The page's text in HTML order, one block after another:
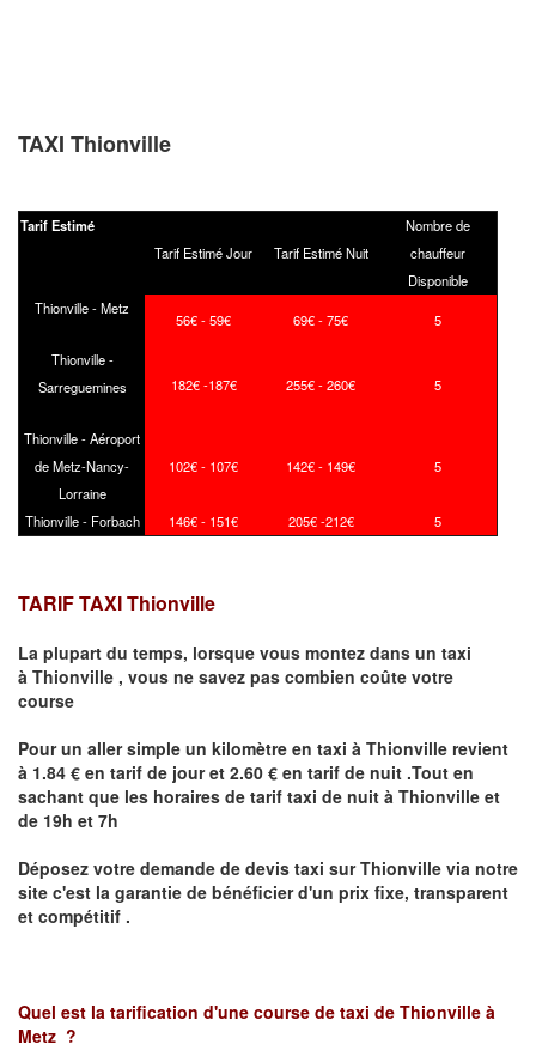
TAXI Thionville
Tarif Estimé
Tarif Estimé Jour
Tarif Estimé Nuit
Nombre de
chauffeur
Disponible
Thionville - Metz
56€ - 59€ 69€ - 75€ 5
Thionville -
Sarreguemines
182€ -187€ 255€ - 260€ 5
Thionville - Aéroport
de Metz-Nancy-
Lorraine
102€ - 107€ 142€ - 149€ 5
Thionville - Forbach 146€ - 151€ 205€ -212€ 5
TARIF TAXI Thionville
La plupart du temps, lorsque vous montez dans un taxi
à Thionville , vous ne savez pas combien coûte votre
course
Pour un aller simple un kilomètre en taxi à Thionville revient
à 1.84 € en tarif de jour et 2.60 € en tarif de nuit .Tout en
sachant que les horaires de tarif taxi de nuit à Thionville et
de 19h et 7h
Déposez votre demande de devis taxi surThionville via notre
site c'est la garantie de bénéficier d'un prix fixe, transparent
et compétitif .
Quel est la tarification d'une course de taxi de Thionville à
Metz ?